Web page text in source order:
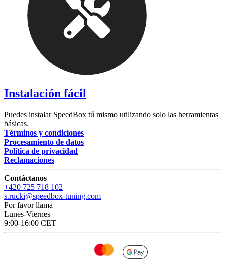
Instalación fácil
Puedes instalar SpeedBox tú mismo utilizando solo las herramientas
básicas.
Términos y condiciones
Procesamiento de datos
Política de privacidad
Reclamaciones
Contáctanos
+420 725 718 102
s.rucki@speedbox-tuning.com
Por favor llama
Lunes-Viernes
9:00-16:00 CET